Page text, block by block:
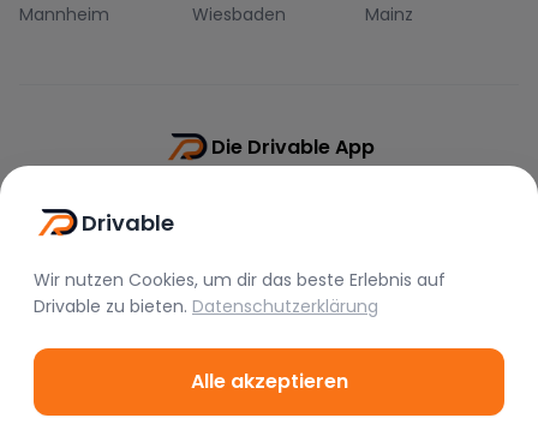
Mannheim
Wiesbaden Mainz
Die Drivable App
Drivable
Wir nutzen Cookies, um dir das beste Erlebnis auf
Drivable zu bieten. Datenschutzerklärung
Alle akzeptieren